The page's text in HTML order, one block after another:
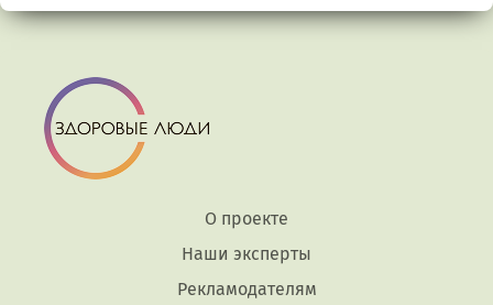
О проекте
Наши эксперты
Рекламодателям